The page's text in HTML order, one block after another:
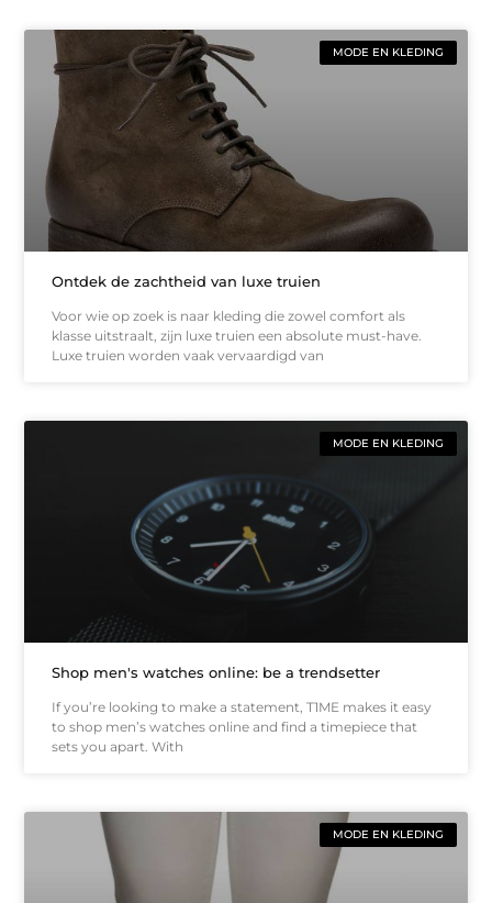
MODE EN KLEDING
Ontdek de zachtheid van luxe truien
Voor wie op zoek is naar kleding die zowel comfort als
klasse uitstraalt, zijn luxe truien een absolute must-have.
Luxe truien worden vaak vervaardigd van
MODE EN KLEDING
Shop men's watches online: be a trendsetter
If you’re looking to make a statement, T1ME makes it easy
to shop men’s watches online and find a timepiece that
sets you apart. With
MODE EN KLEDING